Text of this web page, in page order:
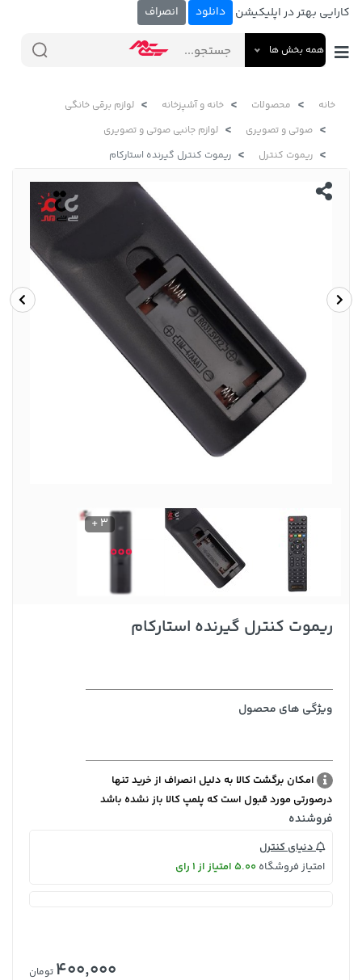
کارایی بهتر در اپلیکیشن دانلود انصراف
همه بخش ها
خانه محصولات خانه و آشپزخانه
لوازم برقی خانگی
صوتی و تصویری
لوازم جانبی صوتی و تصویری
ریموت کنترل
ریموت کنترل گیرنده استارکام
3 +
ریموت کنترل گیرنده استارکام
ویژگی های محصول
امکان برگشت کالا به دلیل انصراف از خرید تنها
درصورتی مورد قبول است که پلمپ کالا باز نشده باشد
فروشنده
دنیای کنترل
امتیاز فروشگاه 5.00 امتیاز از 1 رای
400,000 تومان